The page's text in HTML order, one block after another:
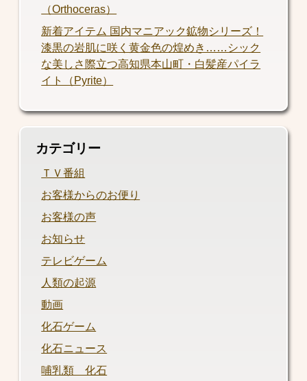
（Orthoceras）
新着アイテム 国内マニアック鉱物シリーズ！
漆黒の岩肌に咲く黄金色の煌めき……シック
な美しさ際立つ高知県本山町・白髪産パイラ
イト（Pyrite）
カテゴリー
ＴＶ番組
お客様からのお便り
お客様の声
お知らせ
テレビゲーム
人類の起源
動画
化石ゲーム
化石ニュース
哺乳類 化石